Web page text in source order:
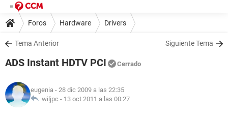
Foros Hardware Drivers
Tema Anterior Siguiente Tema
ADS Instant HDTV PCI Cerrado
eugenia - 28 dic 2009 a las 22:35
wiljpc - 13 oct 2011 a las 00:27